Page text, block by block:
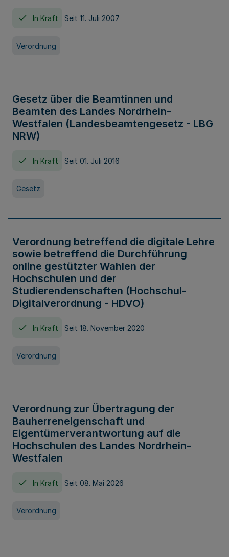
In Kraft Seit 11. Juli 2007
Verordnung
Gesetz über die Beamtinnen und
Beamten des Landes Nordrhein-
Westfalen (Landesbeamtengesetz - LBG
NRW)
In Kraft Seit 01. Juli 2016
Gesetz
Verordnung betreffend die digitale Lehre
sowie betreffend die Durchführung
online gestützter Wahlen der
Hochschulen und der
Studierendenschaften (Hochschul-
Digitalverordnung - HDVO)
In Kraft Seit 18. November 2020
Verordnung
Verordnung zur Übertragung der
Bauherreneigenschaft und
Eigentümerverantwortung auf die
Hochschulen des Landes Nordrhein-
Westfalen
In Kraft Seit 08. Mai 2026
Verordnung